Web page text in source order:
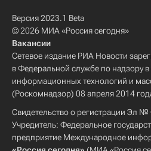
Версия 2023.1 Beta
© 2026 МИА «Россия сегодня»
Вакансии
Сетевое издание РИА Новости
в Федеральной службе по надзору в
информационных технологий и
(Роскомнадзор) 08 апреля 2014
Свидетельство о регистрации Эл
Учредитель: Федеральное
предприятие Международное